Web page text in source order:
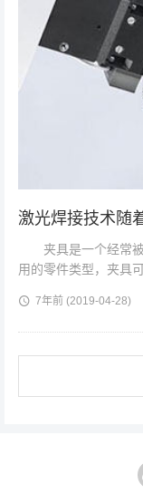
激光焊接技术随
夹具是一个经常被
用的零件类型，夹具
一个例子。图片由
7年前 (2019-04-28)